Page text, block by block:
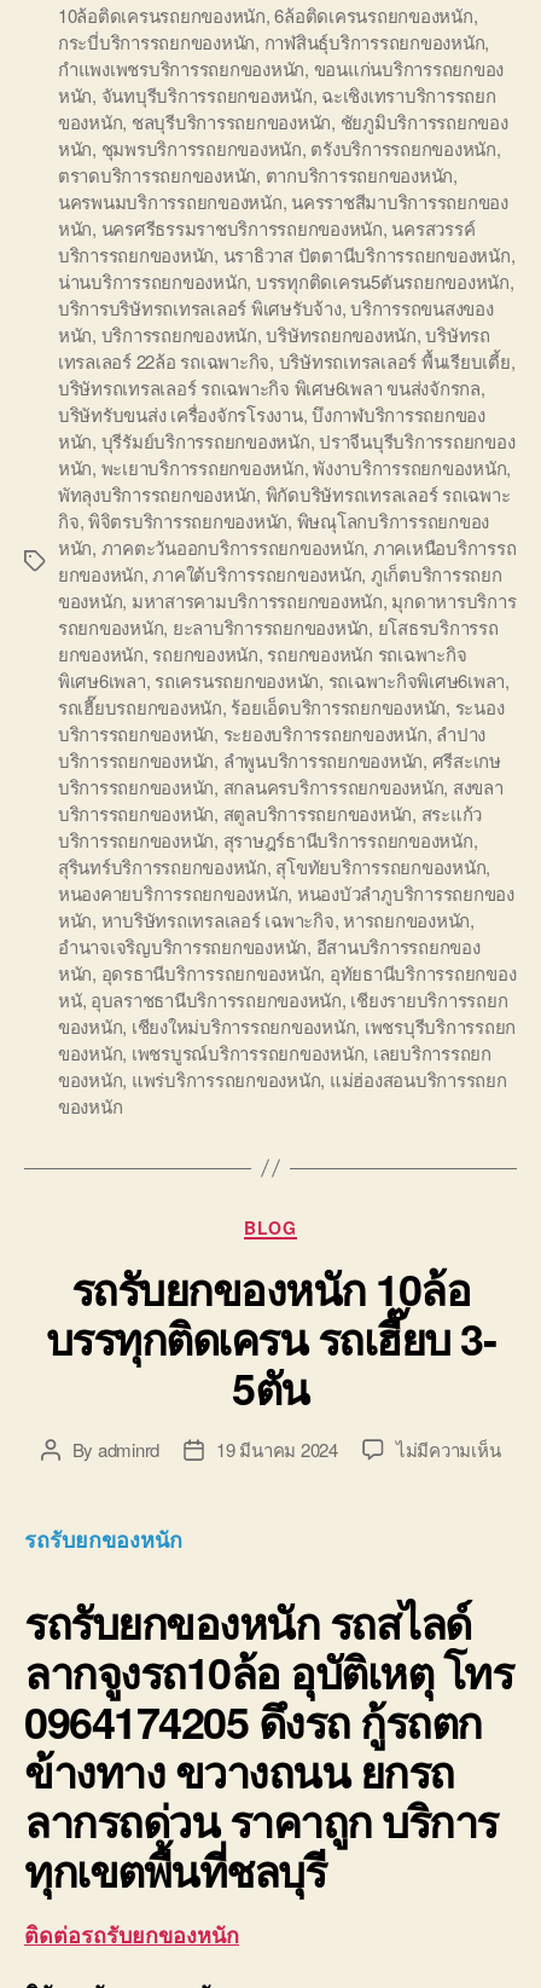
Tags
10ล้อติดเครนรถยกของหนัก,6ล้อติดเครนรถยกของหนัก,
กระบี่บริการรถยกของหนัก, กาฬสินธุ์บริการรถยกของหนัก,
กำแพงเพชรบริการรถยกของหนัก, ขอนแก่นบริการรถยกของ
หนัก, จันทบุรีบริการรถยกของหนัก, ฉะเชิงเทราบริการรถยก
ของหนัก, ชลบุรีบริการรถยกของหนัก, ชัยภูมิบริการรถยกของ
หนัก, ชุมพรบริการรถยกของหนัก, ตรังบริการรถยกของหนัก,
ตราดบริการรถยกของหนัก, ตากบริการรถยกของหนัก,
นครพนมบริการรถยกของหนัก, นครราชสีมาบริการรถยกของ
หนัก, นครศรีธรรมราชบริการรถยกของหนัก, นครสวรรค์
บริการรถยกของหนัก, นราธิวาส ปัตตานีบริการรถยกของหนัก,
น่านบริการรถยกของหนัก, บรรทุกติดเครน5ตันรถยกของหนัก,
บริการบริษัทรถเทรลเลอร์ พิเศษรับจ้าง,บริการรถขนสงของ
หนัก, บริการรถยกของหนัก,บริษัทรถยกของหนัก,บริษัทรถ
เทรลเลอร์ 22ล้อ รถเฉพาะกิจ, บริษัทรถเทรลเลอร์ พื้นเรียบเตี้ย,
บริษัทรถเทรลเลอร์ รถเฉพาะกิจ พิเศษ6เพลา ขนส่งจักรกล,
บริษัทรับขนส่ง เครื่องจักรโรงงาน,บึงกาฬบริการรถยกของ
หนัก, บุรีรัมย์บริการรถยกของหนัก,ปราจีนบุรีบริการรถยกของ
หนัก, พะเยาบริการรถยกของหนัก,พังงาบริการรถยกของหนัก,
พัทลุงบริการรถยกของหนัก, พิกัดบริษัทรถเทรลเลอร์ รถเฉพาะ
กิจ,พิจิตรบริการรถยกของหนัก, พิษณุโลกบริการรถยกของ
หนัก, ภาคตะวันออกบริการรถยกของหนัก, ภาคเหนือบริการรถ
ยกของหนัก,ภาคใต้บริการรถยกของหนัก, ภูเก็ตบริการรถยก
ของหนัก, มหาสารคามบริการรถยกของหนัก, มุกดาหารบริการ
รถยกของหนัก, ยะลาบริการรถยกของหนัก, ยโสธรบริการรถ
ยกของหนัก, รถยกของหนัก, รถยกของหนัก รถเฉพาะกิจ
พิเศษ6เพลา, รถเครนรถยกของหนัก, รถเฉพาะกิจพิเศษ6เพลา,
รถเฮี๊ยบรถยกของหนัก, ร้อยเอ็ดบริการรถยกของหนัก, ระนอง
บริการรถยกของหนัก, ระยองบริการรถยกของหนัก, ลำปาง
บริการรถยกของหนัก, ลำพูนบริการรถยกของหนัก, ศรีสะเกษ
บริการรถยกของหนัก, สกลนครบริการรถยกของหนัก, สงขลา
บริการรถยกของหนัก, สตูลบริการรถยกของหนัก, สระแก้ว
บริการรถยกของหนัก, สุราษฎร์ธานีบริการรถยกของหนัก,
สุรินทร์บริการรถยกของหนัก, สุโขทัยบริการรถยกของหนัก,
หนองคายบริการรถยกของหนัก, หนองบัวลำภูบริการรถยกของ
หนัก, หาบริษัทรถเทรลเลอร์ เฉพาะกิจ,หารถยกของหนัก,
อำนาจเจริญบริการรถยกของหนัก, อีสานบริการรถยกของ
หนัก, อุดรธานีบริการรถยกของหนัก, อุทัยธานีบริการรถยกของ
หนั, อุบลราชธานีบริการรถยกของหนัก, เชียงรายบริการรถยก
ของหนัก, เชียงใหม่บริการรถยกของหนัก, เพชรบุรีบริการรถยก
ของหนัก, เพชรบูรณ์บริการรถยกของหนัก, เลยบริการรถยก
ของหนัก, แพร่บริการรถยกของหนัก, แม่ฮ่องสอนบริการรถยก
ของหนัก
Categories
BLOG
รถรับยกของหนัก 10ล้อ
บรรทุกติดเครน รถเฮี๊ยบ 3-
5ตัน
PostBy adminrd
Post19 มีนาคม 2024 ไม่มีความเห็นบน
ติด
เครน
รถรับยกของหนัก
รถรับยกของหนักรถสไลด์
ลากจูงรถ10ล้อ อุบัติเหตุ โทร
0964174205 ดึงรถ กู้รถตก
ข้างทาง ขวางถนน ยกรถ
ลากรถด่วน ราคาถูก บริการ
ทุกเขตพื้นที่ชลบุรี
ติดต่อรถรับยกของหนัก